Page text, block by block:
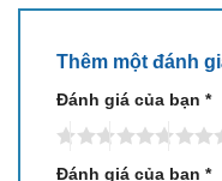
1 x USB-C (có
1 x USB-A 3.2
Thêm một đánh
Đánh giá của bạn *
Đánh giá của bạn *